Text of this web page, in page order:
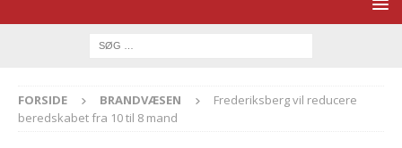
FORSIDE BRANDVÆSEN
Frederiksberg vil reducere
beredskabet fra 10 til 8 mand